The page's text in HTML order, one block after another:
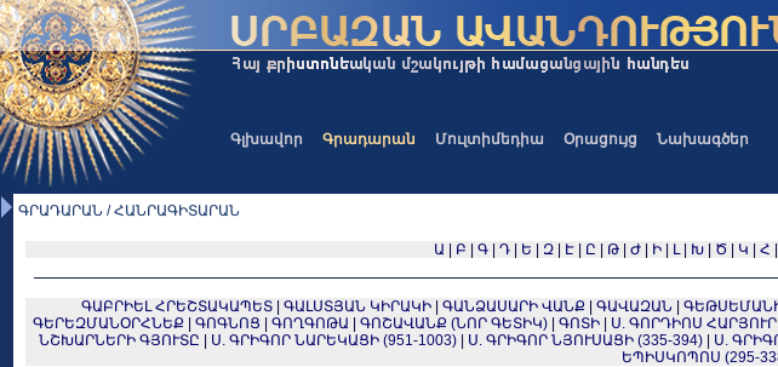
Գլխավոր Գրադարան Մուլտիմեդիա Օրացույց Նախագծեր
ԳՐԱԴԱՐԱՆ / ՀԱՆՐԱԳԻՏԱՐԱՆ
Ա Բ Գ Դ Ե Զ Է Ը Թ Ժ Ի Լ| Խ Ծ Կ Հ
ԳԱԲՐԻԵԼ ՀՐԵՇՏԱԿԱՊԵՏ| ԳԱԼՍՏՅԱՆ ԿԻՐԱԿԻ| ԳԱՆՁԱՍԱՐԻ ՎԱՆՔ ԳԱՎԱԶԱՆ
ԳԵՐԵԶՄԱՆՕՐՀՆԵՔ
ԳՈԳՆՈՑ ԳՈՂԳՈԹԱ ԳՈՇԱՎԱՆՔ (ՆՈՐ ԳԵՏԻԿ)| ԳՈՏԻ| Ս. ԳՈՐԴԻՈՍ
ՆՇԽԱՐՆԵՐԻ ԳՅՈՒՏԸ
Ս. ԳՐԻԳՈՐ ՆԱՐԵԿԱՑԻ (951-1003) Ս. ԳՐԻԳՈՐ ՆՅՈՒՍԱՑԻ (335-394) Ս.
ԵՊԻՍԿՈՊՈՍ (295-